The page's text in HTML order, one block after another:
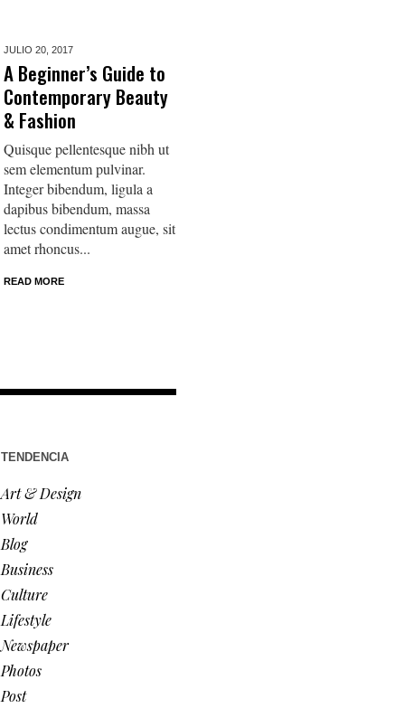
JULIO 20, 2017
A Beginner’s Guide to
Contemporary Beauty
& Fashion
Quisque pellentesque nibh ut
sem elementum pulvinar.
Integer bibendum, ligula a
dapibus bibendum, massa
lectus condimentum augue, sit
amet rhoncus...
READ MORE
TENDENCIA
Art & Design
World
Blog
Business
Culture
Lifestyle
Newspaper
Photos
Post